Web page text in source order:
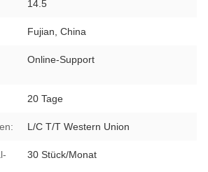
14.5
Fujian, China
Online-Support
20 Tage
L/C T/T Western Union
30 Stück/Monat